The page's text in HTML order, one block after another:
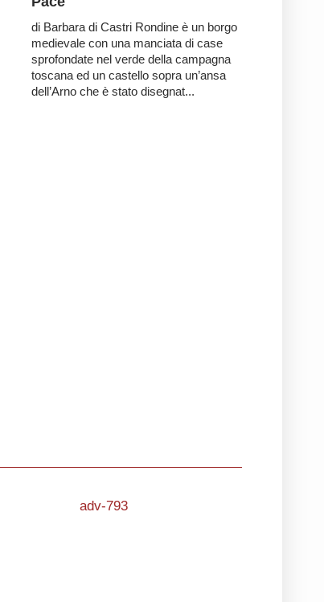
di Barbara di Castri Rondine è un borgo
medievale con una manciata di case
sprofondate nel verde della campagna
toscana ed un castello sopra un’ansa
dell’Arno che è stato disegnat...